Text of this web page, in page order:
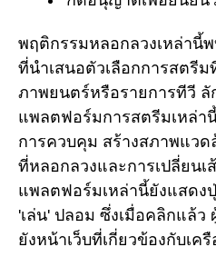
พฤติกรรมหลอกลวงเหล่านี้
ที่นำเสนอตัวเลือกการสตรี
ภาพยนตร์หรือรายการทีวี
แพลตฟอร์มการสตรีมเหล่า
การควบคุม สร้างสภาพแว
ที่หลอกลวงและการเปลี่ยนเ
แพลตฟอร์มเหล่านี้ยังแสดง
'เล่น' ปลอม ซึ่งเมื่อคลิกแล้ว
ยังหน้าเว็บที่เกี่ยวข้องกับเ